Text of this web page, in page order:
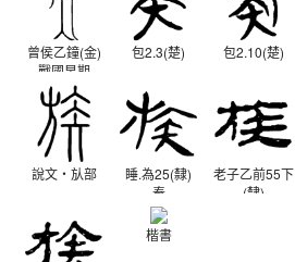
曾侯乙鐘(金)
戰國早期
包2.3(楚) 包2.10(楚)
說文‧㫃部
睡.為25(隸)
秦
老子乙前55下
(隸)
楷書